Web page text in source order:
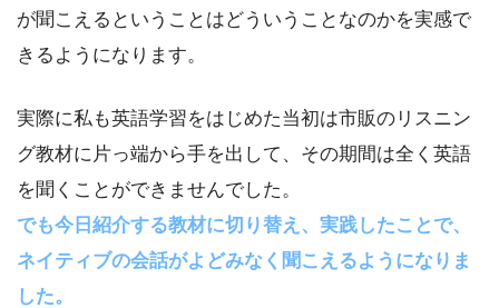
が聞こえるということはどういうことなのかを実感で
きるようになります。
実際に私も英語学習をはじめた当初は市販のリスニン
グ教材に片っ端から手を出して、その期間は全く英語
を聞くことができませんでした。
でも今日紹介する教材に切り替え、実践したことで、
ネイティブの会話がよどみなく聞こえるようになりま
した。